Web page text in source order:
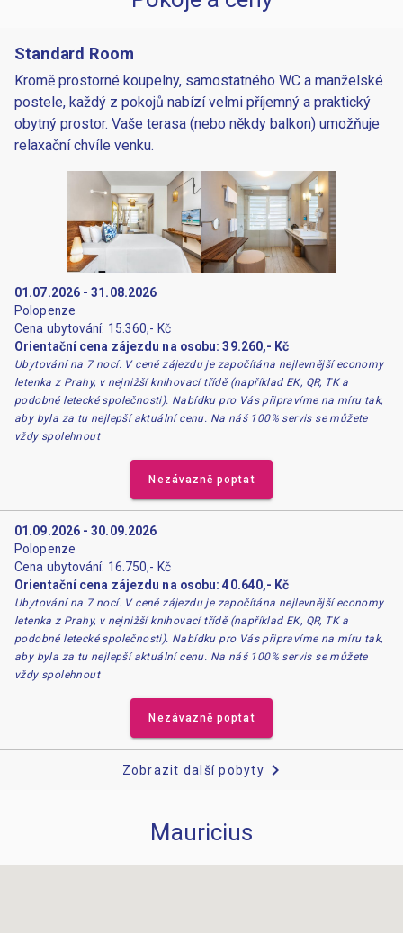
Flacq, kde můžete navštívit tradiční mauricijský trh.
Zázemí pro rodiny: kombinace plážového dětského klubu Ayo le
Dodo, přizpůsobených rodinných pokojů a pestrých aktivit zaručuje
zábavu pro děti a klid pro rodiče.
personálu vytváří rodinnou atmosféru, která promění každý pobyt v
nezapomenutelný zážitek.
Standard Room
Kromě prostorné koupelny, samostatného WC a manželské
postele, každý z pokojů nabízí velmi příjemný a praktický
obytný prostor. Vaše terasa (nebo někdy balkon) umožňuje
relaxační chvíle venku.
01.07.2026 - 31.08.2026
Polopenze
Cena ubytování: 15.360,- Kč
Orientační cena zájezdu na osobu: 39.260,- Kč
Ubytování na 7 nocí. V ceně zájezdu je započítána nejlevnější economy
letenka z Prahy, v nejnižší knihovací třídě (například EK, QR, TK a
podobné letecké společnosti). Nabídku pro Vás připravíme na míru tak,
aby byla za tu nejlepší aktuální cenu. Na náš 100% servis se můžete
vždy spolehnout
Nezávazně poptat
01.09.2026 - 30.09.2026
Polopenze
Cena ubytování: 16.750,- Kč
Orientační cena zájezdu na osobu: 40.640,- Kč
Ubytování na 7 nocí. V ceně zájezdu je započítána nejlevnější economy
letenka z Prahy, v nejnižší knihovací třídě (například EK, QR, TK a
podobné letecké společnosti). Nabídku pro Vás připravíme na míru tak,
aby byla za tu nejlepší aktuální cenu. Na náš 100% servis se můžete
vždy spolehnout
Nezávazně poptat
Zobrazit další pobyty chevron_right
Mauricius